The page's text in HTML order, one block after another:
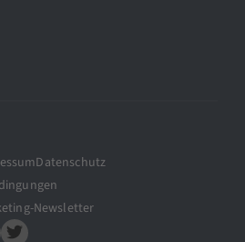
Datenschutz
Newsletter